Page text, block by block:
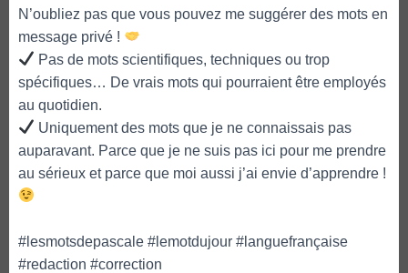
N’oubliez pas que vous pouvez me suggérer des mots en
message privé !
Pas de mots scientifiques, techniques ou trop
spécifiques… De vrais mots qui pourraient être employés
au quotidien.
Uniquement des mots que je ne connaissais pas
auparavant. Parce que je ne suis pas ici pour me prendre
au sérieux et parce que moi aussi j’ai envie d’apprendre !
#lesmotsdepascale #lemotdujour #languefrançaise
#redaction #correction